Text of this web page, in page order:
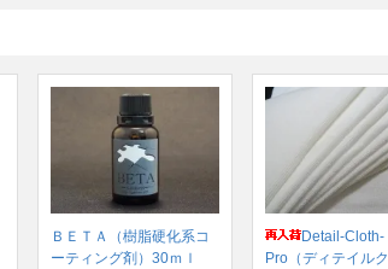
ＢＥＴＡ（樹脂硬化系コ
ーティング剤）30ｍｌ
Detail-Cloth-
Pro（ディテイル